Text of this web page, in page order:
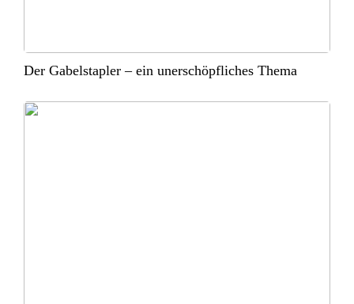
Der Gabelstapler – ein unerschöpfliches Thema